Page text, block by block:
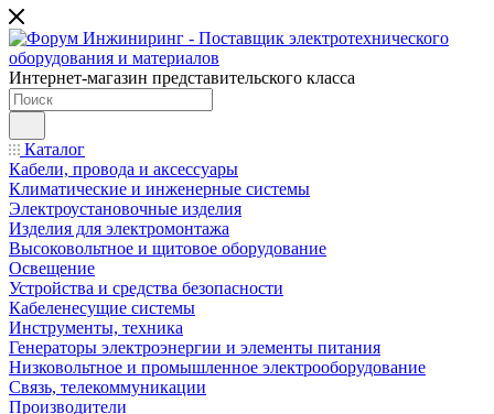
Интернет-магазин представительского класса
Каталог
Кабели, провода и аксессуары
Климатические и инженерные системы
Электроустановочные изделия
Изделия для электромонтажа
Высоковольтное и щитовое оборудование
Освещение
Устройства и средства безопасности
Кабеленесущие системы
Инструменты, техника
Генераторы электроэнергии и элементы питания
Низковольтное и промышленное электрооборудование
Связь, телекоммуникации
Производители